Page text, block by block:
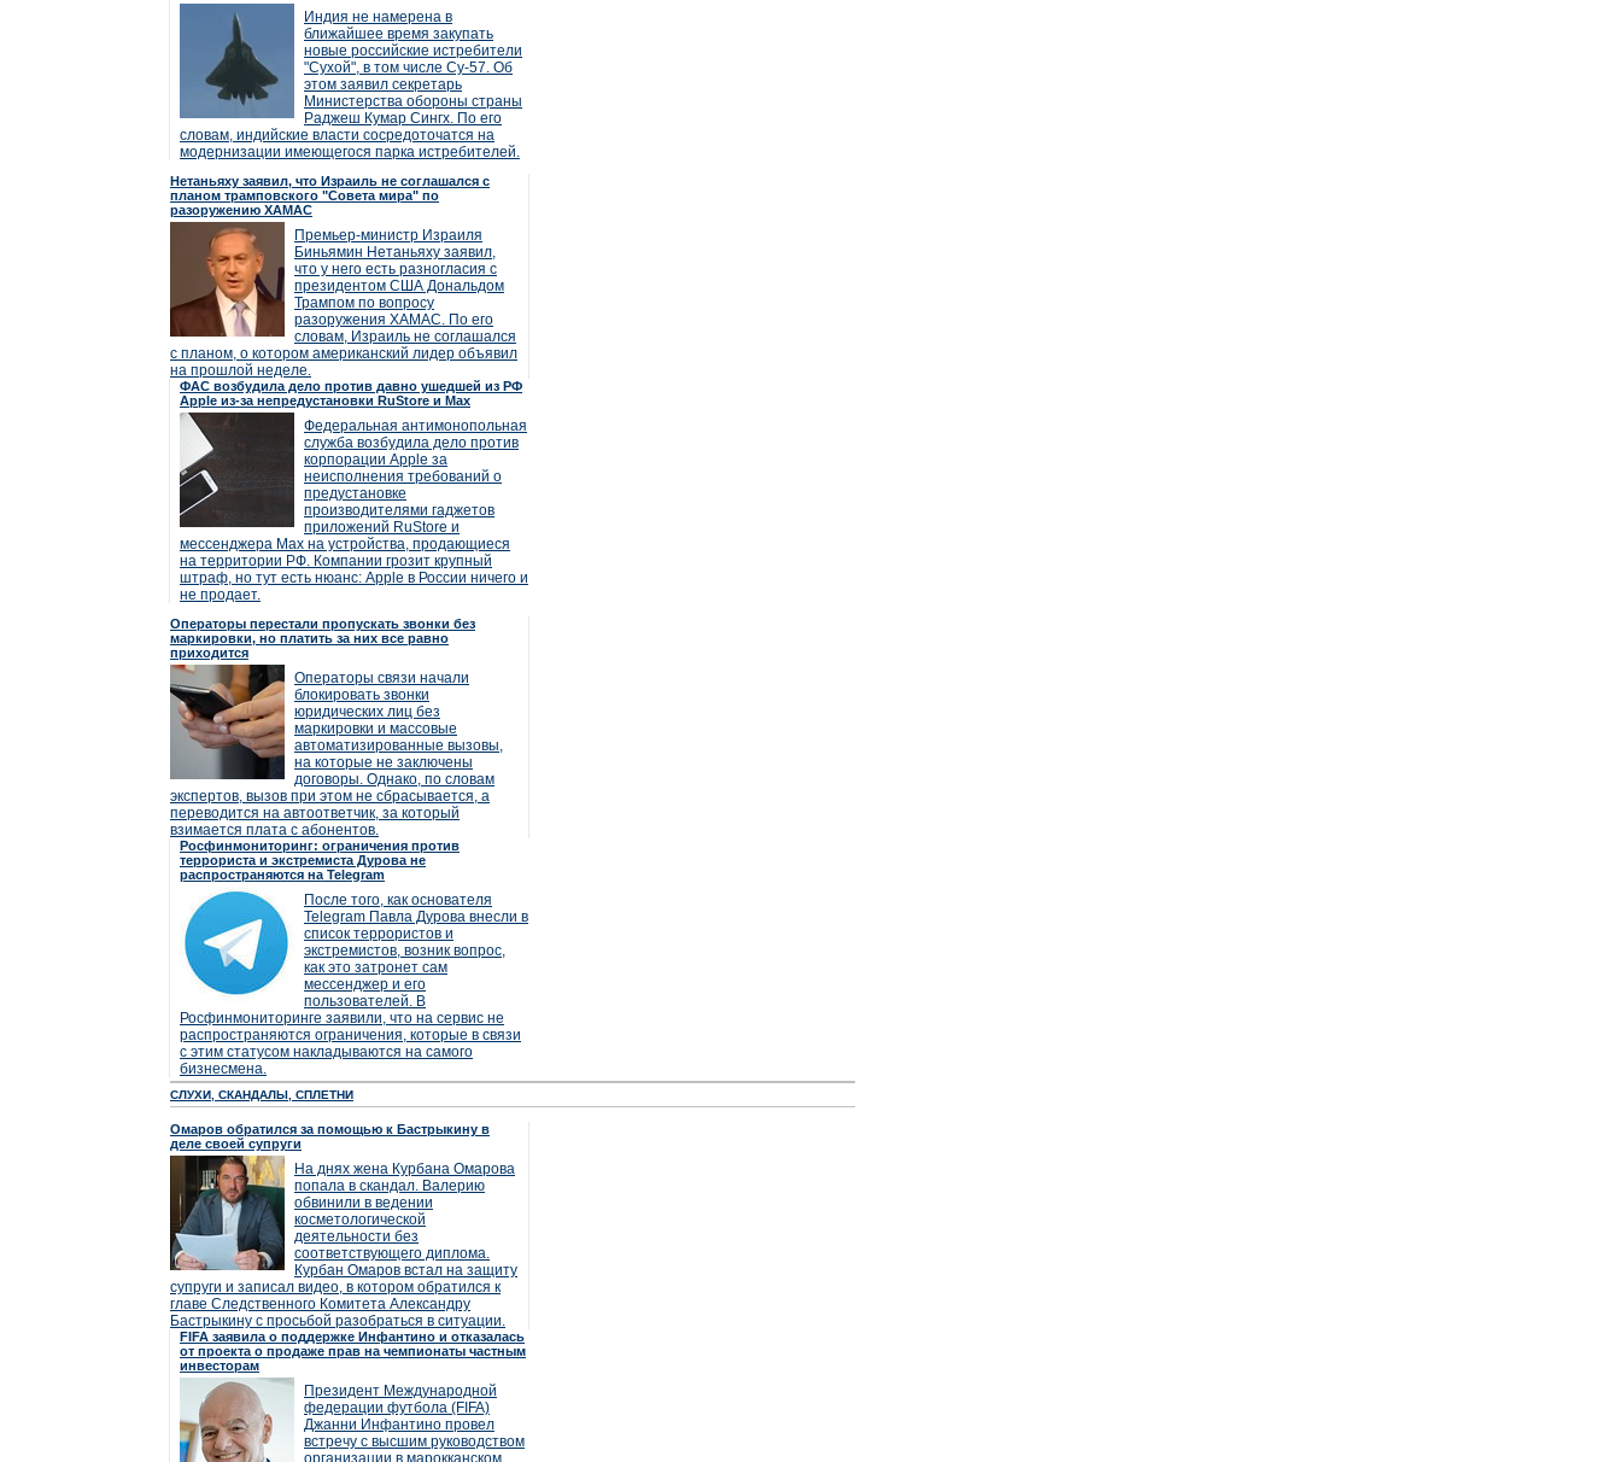
Индия не намерена в
ближайшее время закупать
новые российские истребители
"Сухой", в том числе Су-57. Об
этом заявил секретарь
Министерства обороны страны
Раджеш Кумар Сингх. По его
словам, индийские власти сосредоточатся на
модернизации имеющегося парка истребителей.
Нетаньяху заявил, что Израиль не соглашался с
планом трамповского "Совета мира" по
разоружению ХАМАС
Премьер-министр Израиля
Биньямин Нетаньяху заявил,
что у него есть разногласия с
президентом США Дональдом
Трампом по вопросу
разоружения ХАМАС. По его
словам, Израиль не соглашался
с планом, о котором американский лидер объявил
на прошлой неделе.
ФАС возбудила дело против давно ушедшей из РФ
Apple из-за непредустановки RuStore и Max
Федеральная антимонопольная
служба возбудила дело против
корпорации Apple за
неисполнения требований о
предустановке
производителями гаджетов
приложений RuStore и
мессенджера Max на устройства, продающиеся
на территории РФ. Компании грозит крупный
штраф, но тут есть нюанс: Apple в России ничего и
не продает.
Операторы перестали пропускать звонки без
маркировки, но платить за них все равно
приходится
Операторы связи начали
блокировать звонки
юридических лиц без
маркировки и массовые
автоматизированные вызовы,
на которые не заключены
договоры. Однако, по словам
экспертов, вызов при этом не сбрасывается, а
переводится на автоответчик, за который
взимается плата с абонентов.
Росфинмониторинг: ограничения против
террориста и экстремиста Дурова не
распространяются на Telegram
После того, как основателя
Telegram Павла Дурова внесли в
список террористов и
экстремистов, возник вопрос,
как это затронет сам
мессенджер и его
пользователей. В
Росфинмониторинге заявили, что на сервис не
распространяются ограничения, которые в связи
с этим статусом накладываются на самого
бизнесмена.
СЛУХИ, СКАНДАЛЫ, СПЛЕТНИ
Омаров обратился за помощью к Бастрыкину в
деле своей супруги
На днях жена Курбана Омарова
попала в скандал. Валерию
обвинили в ведении
косметологической
деятельности без
соответствующего диплома.
Курбан Омаров встал на защиту
супруги и записал видео, в котором обратился к
главе Следственного Комитета Александру
Бастрыкину с просьбой разобраться в ситуации.
FIFA заявила о поддержке Инфантино и отказалась
от проекта о продаже прав на чемпионаты частным
инвесторам
Президент Международной
федерации футбола (FIFA)
Джанни Инфантино провел
встречу с высшим руководством
организации в марокканском